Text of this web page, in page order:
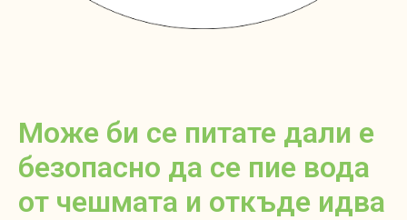
Може би се питате дали е
безопасно да се пие вода
от чешмата и откъде идва